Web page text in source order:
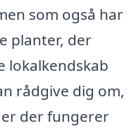
som også har
planter, der
lokalkendskab
rådgive dig om,
der fungerer